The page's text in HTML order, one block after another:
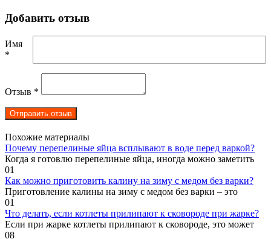
Добавить отзыв
Имя
*
Отзыв *
Похожие материалы
Почему перепелиные яйца всплывают в воде перед варкой?
Когда я готовлю перепелиные яйца, иногда можно заметить
01
Как можно приготовить калину на зиму с медом без варки?
Приготовление калины на зиму с медом без варки – это
01
Что делать, если котлеты прилипают к сковороде при жарке?
Если при жарке котлеты прилипают к сковороде, это может
08